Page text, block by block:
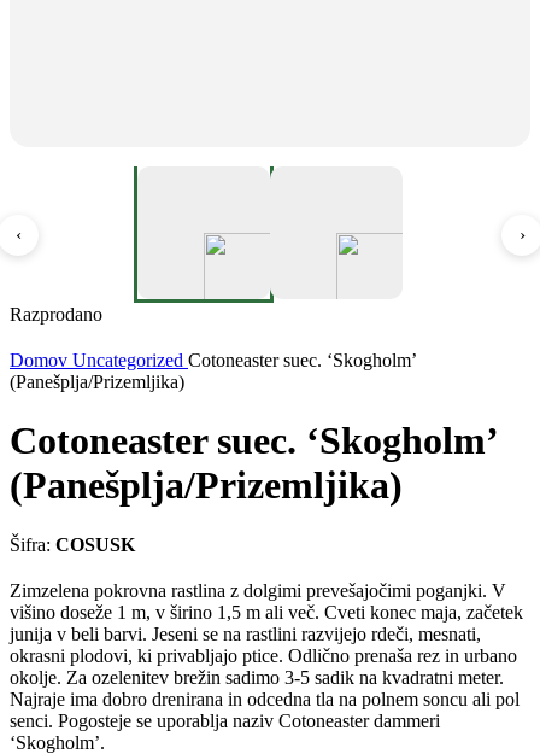
‹ ›
Razprodano
Domov Uncategorized Cotoneaster suec. ‘Skogholm’
(Panešplja/Prizemljika)
Cotoneaster suec. ‘Skogholm’
(Panešplja/Prizemljika)
Šifra: COSUSK
Zimzelena pokrovna rastlina z dolgimi prevešajočimi poganjki. V
višino doseže 1 m, v širino 1,5 m ali več. Cveti konec maja, začetek
junija v beli barvi. Jeseni se na rastlini razvijejo rdeči, mesnati,
okrasni plodovi, ki privabljajo ptice. Odlično prenaša rez in urbano
okolje. Za ozelenitev brežin sadimo 3-5 sadik na kvadratni meter.
Najraje ima dobro drenirana in odcedna tla na polnem soncu ali pol
senci. Pogosteje se uporablja naziv Cotoneaster dammeri
‘Skogholm’.